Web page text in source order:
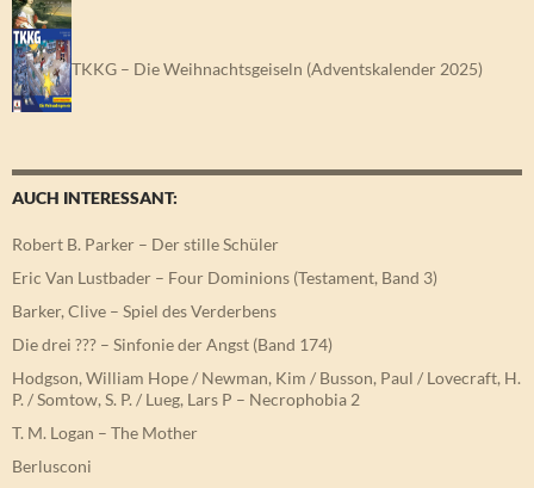
TKKG – Die Weihnachtsgeiseln (Adventskalender 2025)
AUCH INTERESSANT:
Robert B. Parker – Der stille Schüler
Eric Van Lustbader – Four Dominions (Testament, Band 3)
Barker, Clive – Spiel des Verderbens
Die drei ??? – Sinfonie der Angst (Band 174)
Hodgson, William Hope / Newman, Kim / Busson, Paul / Lovecraft, H.
P. / Somtow, S. P. / Lueg, Lars P – Necrophobia 2
T. M. Logan – The Mother
Berlusconi